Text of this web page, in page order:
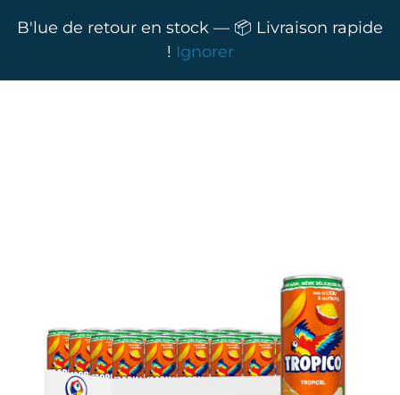
B'lue de retour en stock — 📦 Livraison rapide
! Ignorer